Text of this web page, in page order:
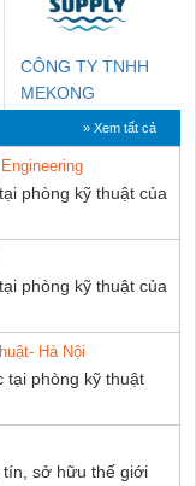
CÔNG TY TNHH
MEKONG
SUPPLY
» Xem tất cả
phòng kỹ thuật của
phòng kỹ thuật của
Hà Nội
tại phòng kỹ thuật
sở hữu thế giới